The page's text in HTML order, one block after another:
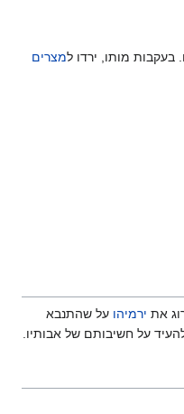
מותו, ירדו למצרים
את ירמיהו על שהתנבא
על חשיבותם של אבותיו.